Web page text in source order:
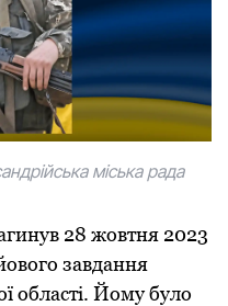
міська рада
28 жовтня 2023
завдання
області. Йому було